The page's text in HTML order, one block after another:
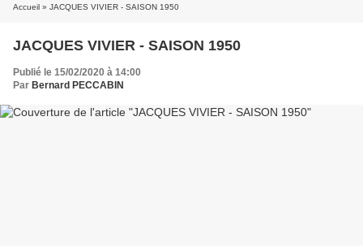
Accueil » JACQUES VIVIER - SAISON 1950
JACQUES VIVIER - SAISON 1950
Publié le 15/02/2020 à 14:00
Par Bernard PECCABIN